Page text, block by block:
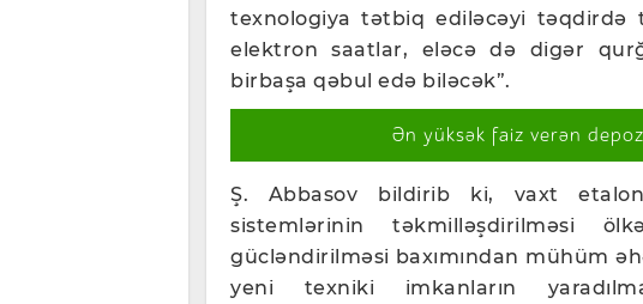
texnologiya tətbiq ediləcəyi təqdirdə
elektron saatlar, eləcə də digər
birbaşa qəbul edə biləcək”.
Ən yüksək faiz verən
Ş. Abbasov bildirib ki, vaxt
sistemlərinin təkmilləşdirilməsi
gücləndirilməsi baxımından mühüm
yeni texniki imkanların